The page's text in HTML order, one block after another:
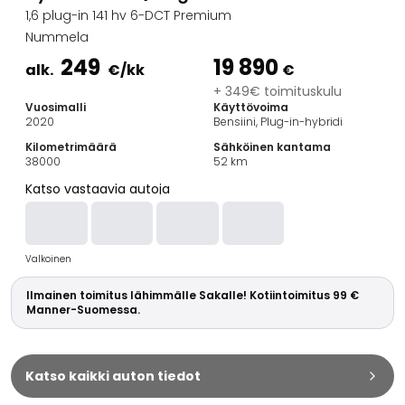
Farmariautot
Kaupunkiautot
Vetoautot
Hyötyajoneuvot
Huutokauppa-autot
Edulliset autot
Automerkit
BMW
Kia
Mercedes-Benz
Polestar
Skoda
Tesla
Toyota
Volkswagen
1,6 plug-in 141 hv 6-DCT Premium
Nummela
alk. 249 €/kk 19 890 €
+ 349€ toimituskulu
Vuosimalli
2020
Käyttövoima
Bensiini, Plug-in-hybridi
Kilometrimäärä
38000
Sähköinen kantama
52 km
Katso vastaavia autoja
Valkoinen
Ilmainen toimitus lähimmälle Sakalle! Kotiintoimitus 99 €
Manner-Suomessa.
Katso kaikki auton tiedot